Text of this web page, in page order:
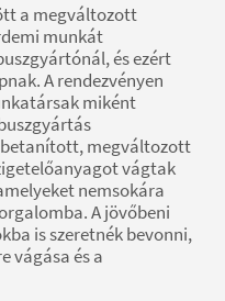
a megváltozott
munkát
és ezért
A rendezvényen
miként
megváltozott
vágtak
nemsokára
A jövőbeni
is szeretnék bevonni,
vágása és a